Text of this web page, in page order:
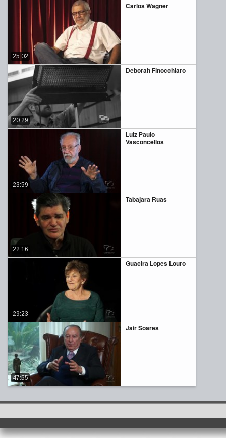
Carlos Wagner
25:02
Deborah Finocchiaro
20:29
Luiz Paulo
Vasconcellos
23:59
Tabajara Ruas
22:16
Guacira Lopes Louro
29:23
Jair Soares
47:55